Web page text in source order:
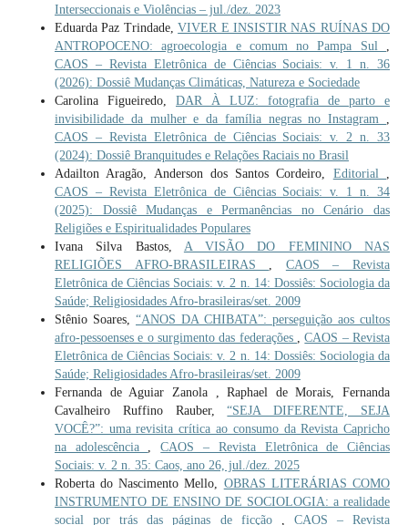
Interseccionais e Violências – jul./dez. 2023
Eduarda Paz Trindade,VIVER E INSISTIR NAS RUÍNAS DO
ANTROPOCENO: agroecologia e comum no Pampa Sul ,
CAOS – Revista Eletrônica de Ciências Sociais: v. 1 n. 36
(2026): Dossiê Mudanças Climáticas, Natureza e Sociedade
Carolina Figueiredo, DAR À LUZ: fotografia de parto e
invisibilidade da mulher e da família negras no Instagram ,
CAOS – Revista Eletrônica de Ciências Sociais: v. 2 n. 33
(2024): Dossiê Branquitudes e Relações Raciais no Brasil
Adailton Aragão, Anderson dos Santos Cordeiro, Editorial ,
CAOS – Revista Eletrônica de Ciências Sociais: v. 1 n. 34
(2025): Dossiê Mudanças e Permanências no Cenário das
Religiões e Espiritualidades Populares
Ivana Silva Bastos, A VISÃO DO FEMININO NAS
RELIGIÕES AFRO-BRASILEIRAS , CAOS – Revista
Eletrônica de Ciências Sociais: v. 2 n. 14: Dossiês: Sociologia da
Saúde; Religiosidades Afro-brasileiras/set. 2009
Stênio Soares, “ANOS DA CHIBATA”: perseguição aos cultos
afro-pessoenses e o surgimento das federações ,CAOS – Revista
Eletrônica de Ciências Sociais: v. 2 n. 14: Dossiês: Sociologia da
Saúde; Religiosidades Afro-brasileiras/set. 2009
Fernanda de Aguiar Zanola , Raphael de Morais, Fernanda
Cavalheiro Ruffino Rauber,“SEJA DIFERENTE, SEJA
VOCÊ?”: uma revisita crítica ao consumo da Revista Capricho
na adolescência ,CAOS – Revista Eletrônica de Ciências
Sociais: v. 2 n. 35: Caos, ano 26, jul./dez. 2025
Roberta do Nascimento Mello, OBRAS LITERÁRIAS COMO
INSTRUMENTO DE ENSINO DE SOCIOLOGIA: a realidade
social por trás das páginas de ficção , CAOS – Revista